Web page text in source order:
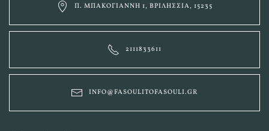
Π. ΜΠΑΚΟΓΙΆΝΝΗ 1, ΒΡΙΛΉΣΣΙΑ, 15235
2111833611
INFO@FASOULITOFASOULI.GR